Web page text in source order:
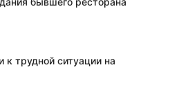
трудной ситуации на